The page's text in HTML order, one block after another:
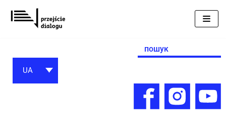
Перейти
до
Search
for:
UA